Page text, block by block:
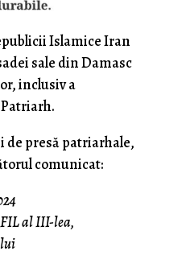
Islamice Iran
sale din Damasc
inclusiv a
presă patriarhale,
comunicat:
al III-lea,